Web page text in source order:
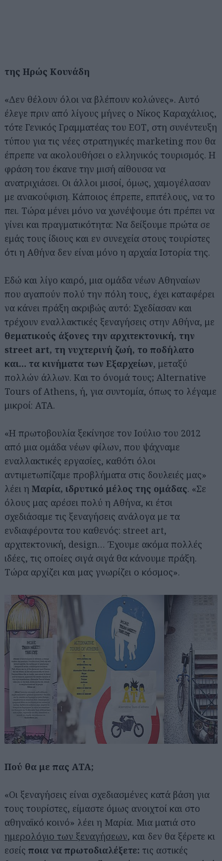
της Ηρώς Κουνάδη
«Δεν θέλουν όλοι να βλέπουν κολώνες». Αυτό
έλεγε πριν από λίγους μήνες ο Νίκος Καραχάλιος,
τότε Γενικός Γραμματέας του ΕΟΤ, στη συνέντευξη
τύπου για τις νέες στρατηγικές marketing που θα
έπρεπε να ακολουθήσει ο ελληνικός τουρισμός. Η
φράση του έκανε την μισή αίθουσα να
ανατριχιάσει. Οι άλλοι μισοί, όμως, χαμογέλασαν
με ανακούφιση. Κάποιος έπρεπε, επιτέλους, να το
πει. Τώρα μένει μόνο να χωνέψουμε ότι πρέπει να
γίνει και πραγματικότητα: Να δείξουμε πρώτα σε
εμάς τους ίδιους και εν συνεχεία στους τουρίστες
ότι η Αθήνα δεν είναι μόνο η αρχαία Ιστορία της.
Εδώ και λίγο καιρό, μια ομάδα νέων Αθηναίων
που αγαπούν πολύ την πόλη τους, έχει καταφέρει
να κάνει πράξη ακριβώς αυτό: Σχεδίασαν και
τρέχουν εναλλακτικές ξεναγήσεις στην Αθήνα, με
θεματικούς άξονες την αρχιτεκτονική, την
street art, τη νυχτερινή ζωή, το ποδήλατο
και… τα κινήματα των Εξαρχείων, μεταξύ
πολλών άλλων. Και το όνομά τους; Alternative
Tours of Athens, ή, για συντομία, όπως το λέγαμε
μικροί: ΑΤΑ.
«Η πρωτοβουλία ξεκίνησε τον Ιούλιο του 2012
από μια ομάδα νέων φίλων, που ψάχναμε
εναλλακτικές εργασίες, καθότι όλοι
αντιμετωπίζαμε προβλήματα στις δουλειές μας»
λέει η Μαρία, ιδρυτικό μέλος της ομάδας. «Σε
όλους μας αρέσει πολύ η Αθήνα, κι έτσι
σχεδιάσαμε τις ξεναγήσεις ανάλογα με τα
ενδιαφέροντα του καθενός: street art,
αρχιτεκτονική, design… Έχουμε ακόμα πολλές
ιδέες, τις οποίες σιγά σιγά θα κάνουμε πράξη.
Τώρα αρχίζει και μας γνωρίζει ο κόσμος».
Πού θα με πας ATA;
«Οι ξεναγήσεις είναι σχεδιασμένες κατά βάση για
τους τουρίστες, είμαστε όμως ανοιχτοί και στο
αθηναϊκό κοινό» λέει η Μαρία. Μια ματιά στο
ημερολόγιο των ξεναγήσεων, και δεν θα ξέρετε κι
εσείς ποια να πρωτοδιαλέξετε: τις αστικές